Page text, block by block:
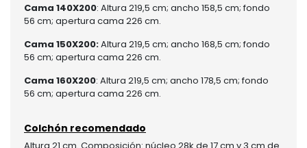
Cama 140X200: Altura 219,5 cm; ancho 158,5 cm; fondo
56 cm; apertura cama 226 cm.
Cama 150X200:Altura 219,5 cm; ancho 168,5 cm; fondo
56 cm; apertura cama 226 cm.
Cama 160X200: Altura 219,5 cm; ancho 178,5 cm; fondo
56 cm; apertura cama 226 cm.
Colchón recomendado